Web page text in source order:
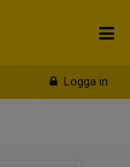
Logga in